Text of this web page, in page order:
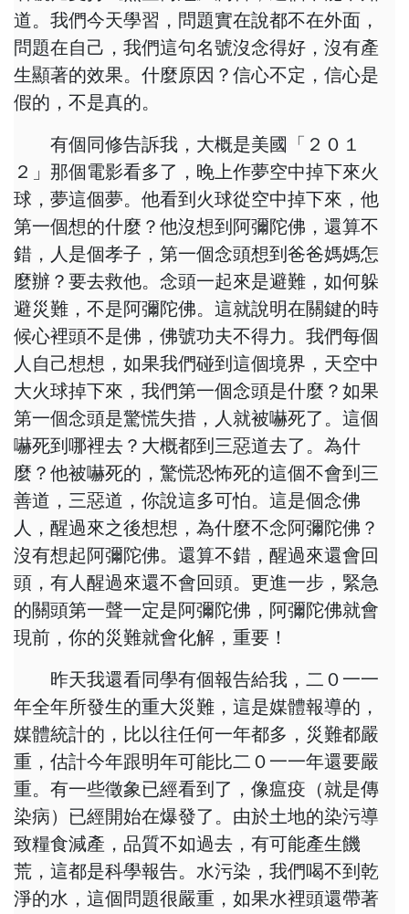
道。我們今天學習，問題實在說都不在外面，
問題在自己，我們這句名號沒念得好，沒有產
生顯著的效果。什麼原因？信心不定，信心是
假的，不是真的。
有個同修告訴我，大概是美國「２０１
２」那個電影看多了，晚上作夢空中掉下來火
球，夢這個夢。他看到火球從空中掉下來，他
第一個想的什麼？他沒想到阿彌陀佛，還算不
錯，人是個孝子，第一個念頭想到爸爸媽媽怎
麼辦？要去救他。念頭一起來是避難，如何躲
避災難，不是阿彌陀佛。這就說明在關鍵的時
候心裡頭不是佛，佛號功夫不得力。我們每個
人自己想想，如果我們碰到這個境界，天空中
大火球掉下來，我們第一個念頭是什麼？如果
第一個念頭是驚慌失措，人就被嚇死了。這個
嚇死到哪裡去？大概都到三惡道去了。為什
麼？他被嚇死的，驚慌恐怖死的這個不會到三
善道，三惡道，你說這多可怕。這是個念佛
人，醒過來之後想想，為什麼不念阿彌陀佛？
沒有想起阿彌陀佛。還算不錯，醒過來還會回
頭，有人醒過來還不會回頭。更進一步，緊急
的關頭第一聲一定是阿彌陀佛，阿彌陀佛就會
現前，你的災難就會化解，重要！
昨天我還看同學有個報告給我，二０一一
年全年所發生的重大災難，這是媒體報導的，
媒體統計的，比以往任何一年都多，災難都嚴
重，估計今年跟明年可能比二０一一年還要嚴
重。有一些徵象已經看到了，像瘟疫（就是傳
染病）已經開始在爆發了。由於土地的染污導
致糧食減產，品質不如過去，有可能產生饑
荒，這都是科學報告。水污染，我們喝不到乾
淨的水，這個問題很嚴重，如果水裡頭還帶著